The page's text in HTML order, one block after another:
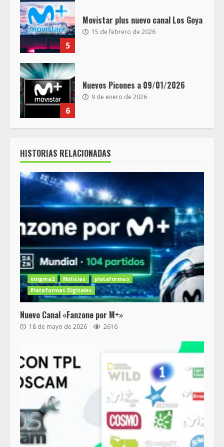
5
Movistar plus nuevo canal Los Goya
15 de febrero de 2026
6
Nuevos Picones a 09/01/2026
9 de enero de 2026
HISTORIAS RELACIONADAS
enigma2 Noticias
plataformas
Plataformas Digitales
Nuevo Canal «Fanzone por M+»
18 de mayo de 2026 2616